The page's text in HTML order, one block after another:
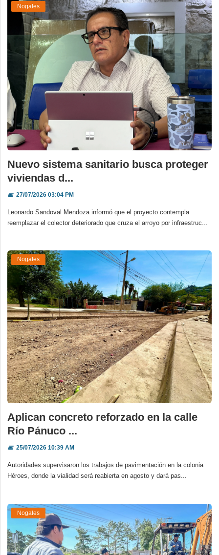
Nogales
Nuevo sistema sanitario busca proteger
viviendas d...
📅27/07/2026 03:04 PM
Leonardo Sandoval Mendoza informó que el proyecto contempla
reemplazar el colector deteriorado que cruza el arroyo por infraestruc...
Nogales
Aplican concreto reforzado en la calle
Río Pánuco ...
📅25/07/2026 10:39 AM
Autoridades supervisaron los trabajos de pavimentación en la colonia
Héroes, donde la vialidad será reabierta en agosto y dará pas...
Nogales